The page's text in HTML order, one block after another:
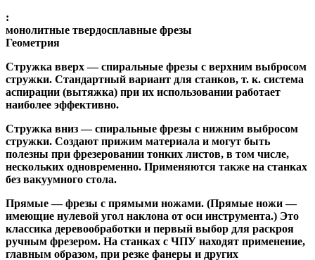
:
монолитные твердосплавные фрезы
Геометрия
Стружка вверх— спиральные фрезы с верхним выбросом
стружки. Стандартный вариант для станков, т. к. система
аспирации (вытяжка) при их использовании работает
наиболее эффективно.
Стружка вниз— спиральные фрезы с нижним выбросом
стружки. Создают прижим материала и могут быть
полезны при фрезеровании тонких листов, в том числе,
нескольких одновременно. Применяются также на станках
без вакуумного стола.
Прямые— фрезы с прямыми ножами. (Прямые ножи —
имеющие нулевой угол наклона от оси инструмента.) Это
классика деревообработки и первый выбор для раскроя
ручным фрезером. На станках с ЧПУ находят применение,
главным образом, при резке фанеры и других